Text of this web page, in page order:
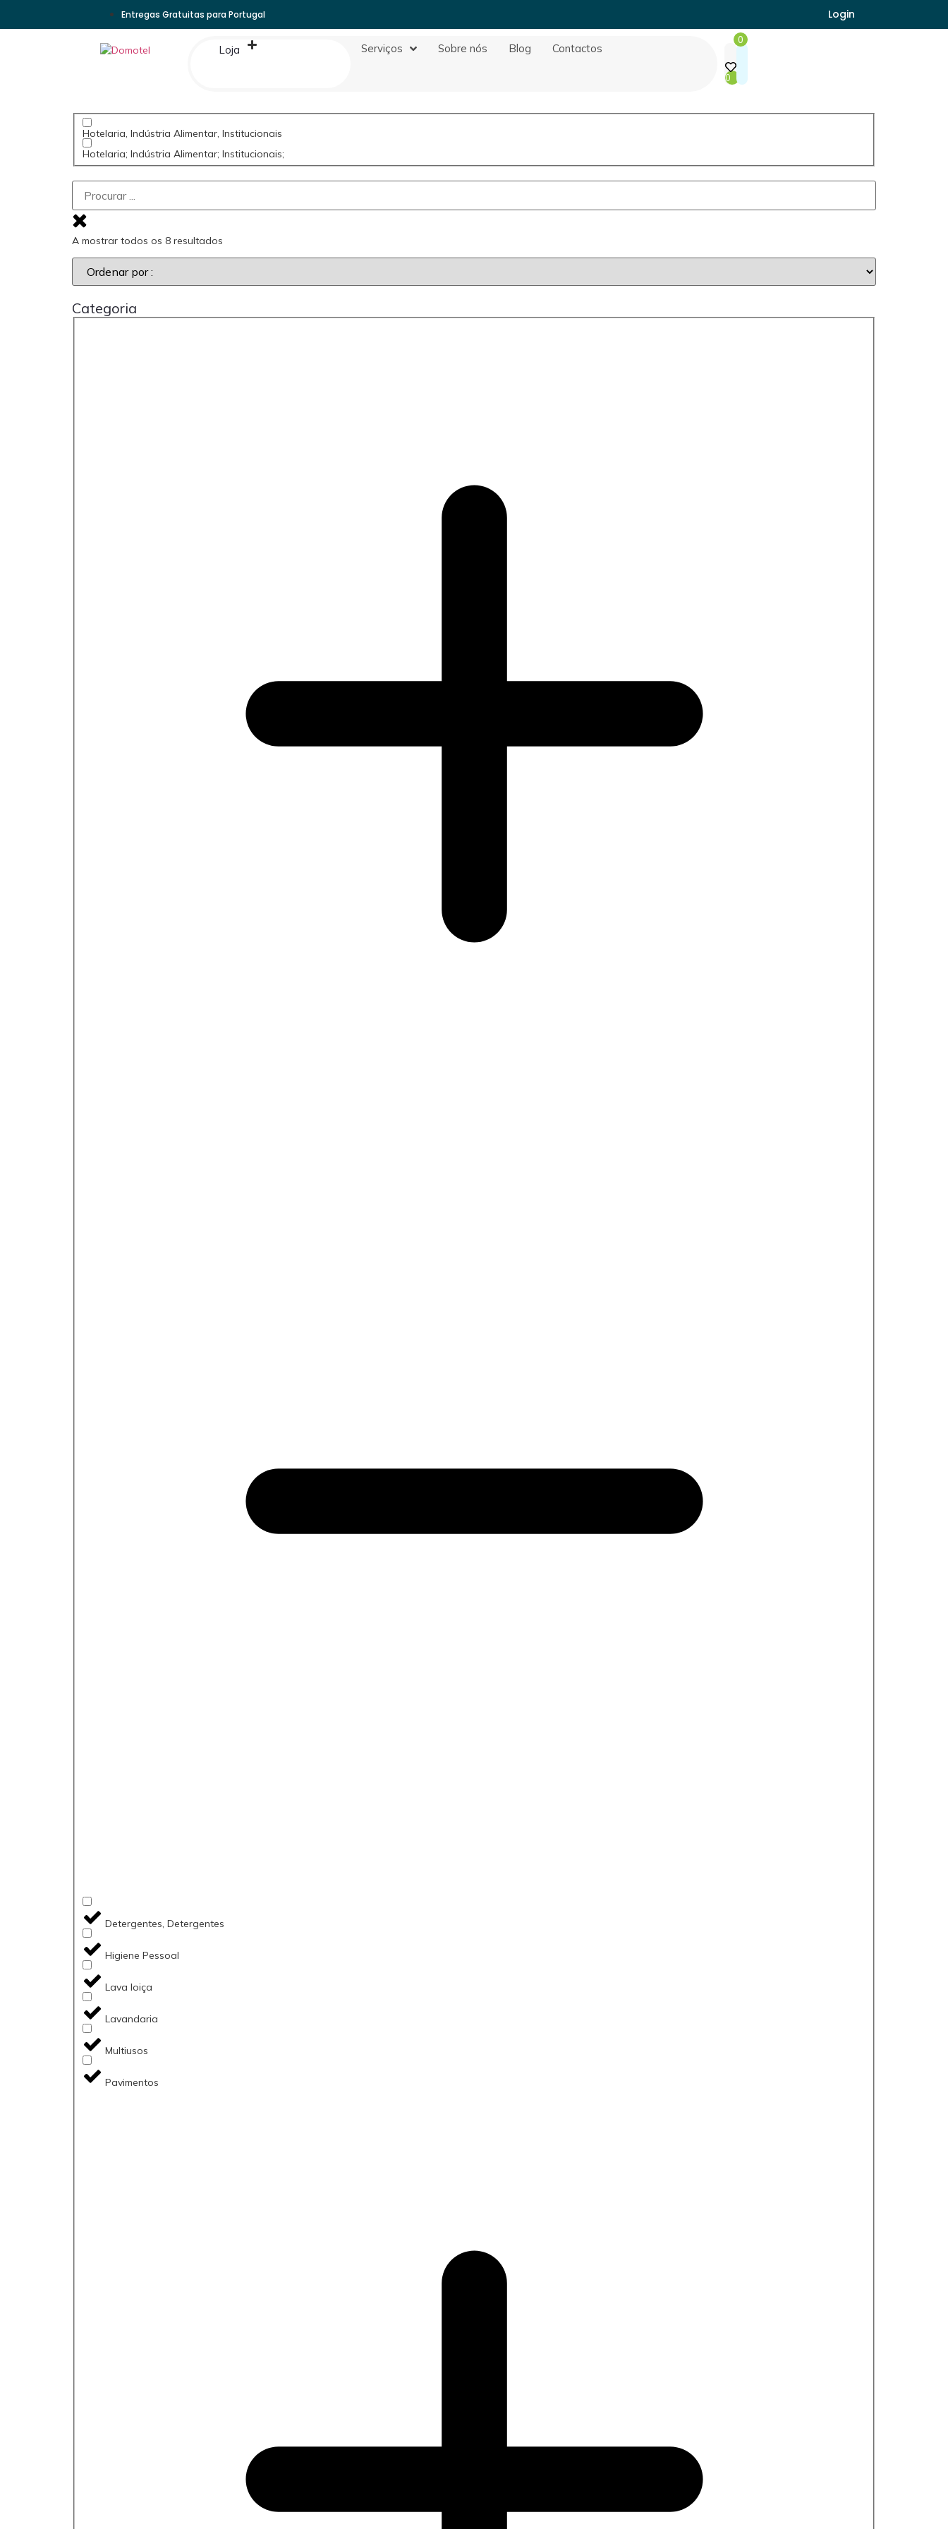
Entregas Gratuitas para Portugal Login
Loja Serviços Sobre nós Blog Contactos
0
0
Hotelaria, Indústria Alimentar, Institucionais
Hotelaria; Indústria Alimentar; Institucionais;
A mostrar todos os 8 resultados
Categoria
Detergentes, Detergentes
Higiene Pessoal
Lava loiça
Lavandaria
Multiusos
Pavimentos